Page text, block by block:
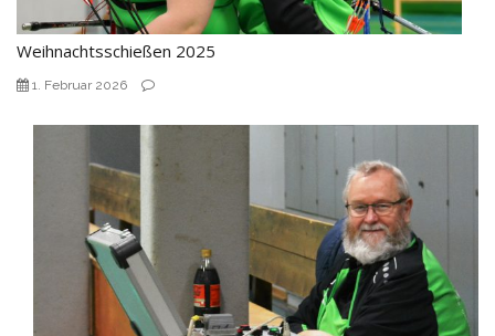
Weihnachtsschießen 2025
1. Februar 2026